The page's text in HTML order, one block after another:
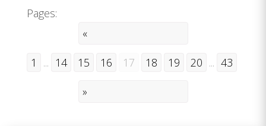
Pages:
«
1 ... 14 15 16 17 18 19 20 ... 43
»